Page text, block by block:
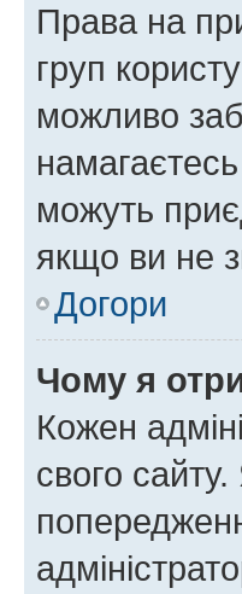
Права на
груп
можливо
можуть
якщо ви не
Догори
Чому я
Кожен
свого